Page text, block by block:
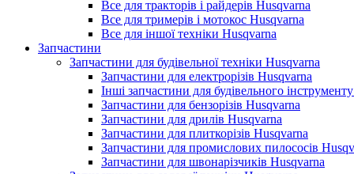
Все для тракторів і райдерів Husqvarna
Все для тримерів і мотокос Husqvarna
Все для іншої техніки Husqvarna
Запчастини
Запчастини для будівельної техніки Husqvarna
Запчастини для електрорізів Husqvarna
Інші запчастини для будівельного
Запчастини для бензорізів Husqvarna
Запчастини для дрилів Husqvarna
Запчастини для плиткорізів Husqvarna
Запчастини для промислових пилососів
Запчастини для швонарізчиків Husqvarna